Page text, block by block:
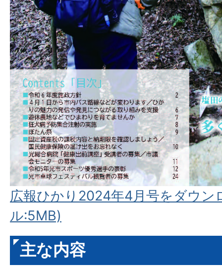
広報ひかり2024年4月号をダウン
ル:5MB)
主な内容